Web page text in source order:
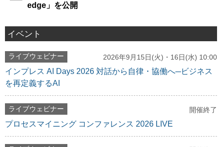
edge」を公開
イベント
ライブウェビナー 2026年9月15日(火)・16日(水) 10:00
インプレス AI Days 2026 対話から自律・協働へ─ビジネス
を再定義するAI
ライブウェビナー 開催終了
プロセスマイニング コンファレンス 2026 LIVE